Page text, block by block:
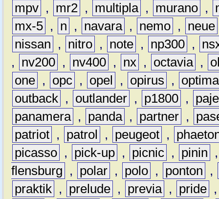
mpv , mr2 , multipla , murano ,
mx-5 , n , navara , nemo , neue
nissan
, nitro , note , np300 ,
,
nv200 , nv400 , nx , octavia ,
one , opc , opel , opirus ,
optima
outback , outlander , p1800 ,
panamera , panda , partner ,
patriot , patrol , peugeot ,
picasso , pick-up , picnic , pinin
flensburg
, polar , polo , ponton
,
praktik , prelude , previa , pride